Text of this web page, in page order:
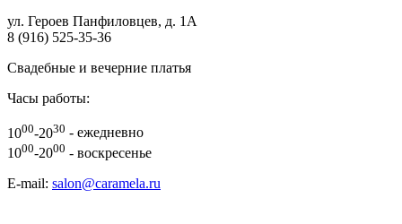
ул. Героев Панфиловцев, д. 1А
8 (916) 525-35-36
Свадебные и вечерние платья
Часы работы:
1000-2030 - ежедневно
1000-2000 - воскресенье
E-mail: salon@caramela.ru